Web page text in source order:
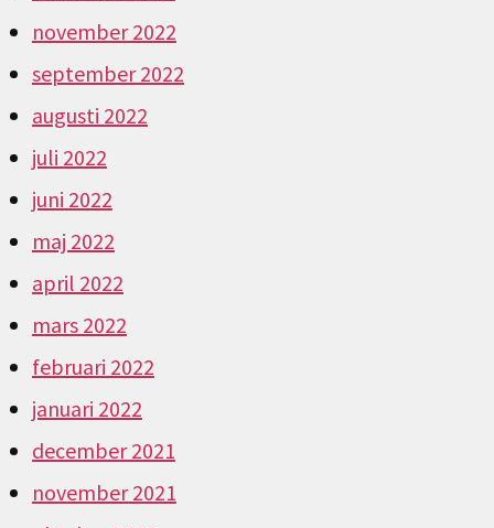
november 2022
september 2022
augusti 2022
juli 2022
juni 2022
maj 2022
april 2022
mars 2022
februari 2022
januari 2022
december 2021
november 2021